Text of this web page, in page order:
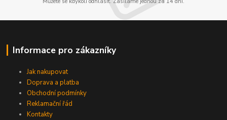
Informace pro zákazníky
Jak nakupovat
Doprava a platba
Obchodní podmínky
Reklamační řád
Kontakty